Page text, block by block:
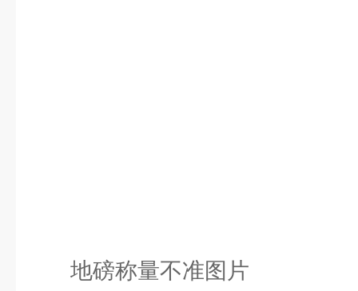
地磅称量不准图片